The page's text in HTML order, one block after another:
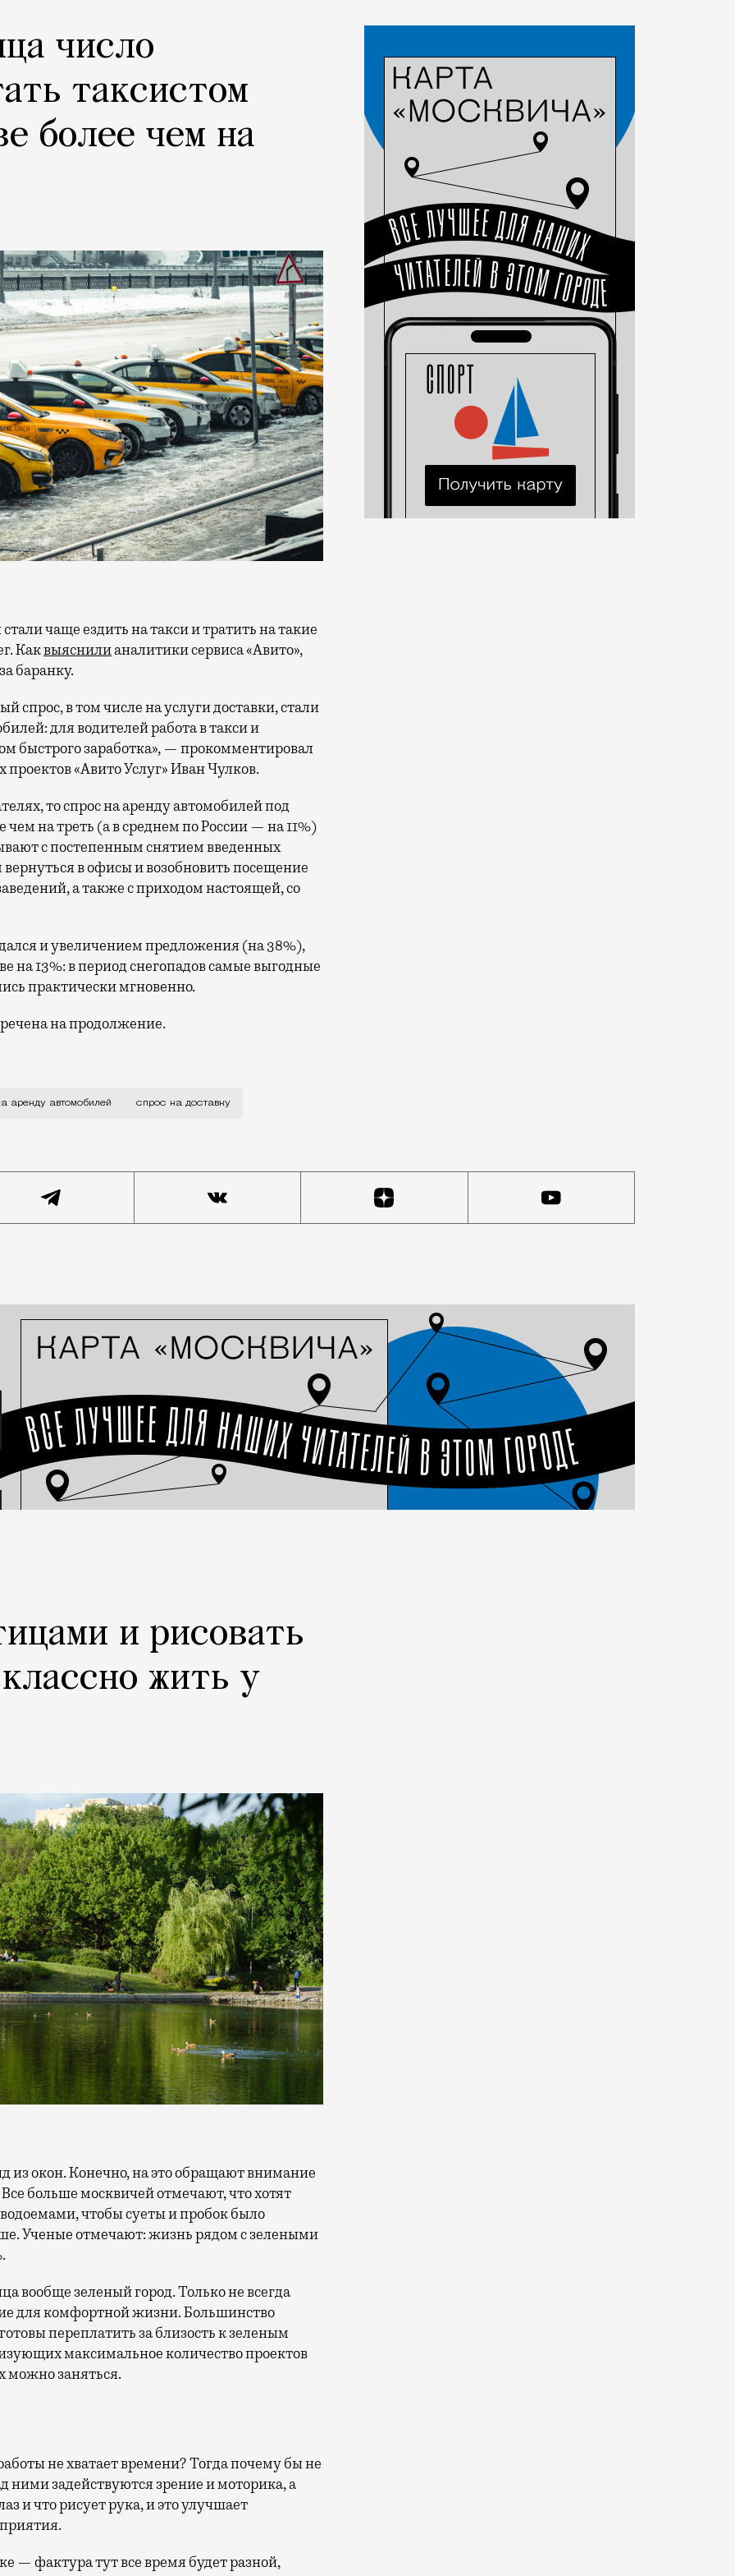
число
таксистом
более чем на
Каквыяснилианалитики сервиса «Авито»,
баранку.
спрос, в том числе на услуги доставки, стали
для водителей работа в такси и
быстрого заработка», — прокомментировал
«Авито Услуг» Иван Чулков.
то спрос на аренду автомобилей под
чем на треть (а в среднем по России — на 11%)
с постепенным снятием введенных
в офисы и возобновить посещение
а также с приходом настоящей, со
и увеличением предложения (на 38%),
на 13%: в период снегопадов самые выгодные
практически мгновенно.
на продолжение.
чаще ездить на такси и тратить на такие поездки значительно больше денег. Как выяснили аналитики
аренду автомобилей спрос на доставку
и рисовать
жить у
больше москвичей отмечают, что хотят
чтобы суеты и пробок было
Ученые отмечают: жизнь рядом с зелеными
вообще зеленый город. Только не всегда
для комфортной жизни. Большинство
переплатить за близость к зеленым
максимальное количество проектов
можно заняться.
не хватает времени? Тогда почему бы не
ними задействуются зрение и моторика, а
и что рисует рука, и это улучшает
— фактура тут все время будет разной,